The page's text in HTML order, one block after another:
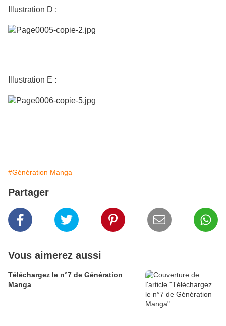
Illustration D :
Illustration E :
#Génération Manga
Partager
Vous aimerez aussi
Téléchargez le n°7 de Génération
Manga